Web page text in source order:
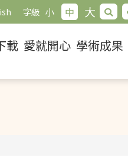
字級 小 中 大
載 愛就開心 學術成果